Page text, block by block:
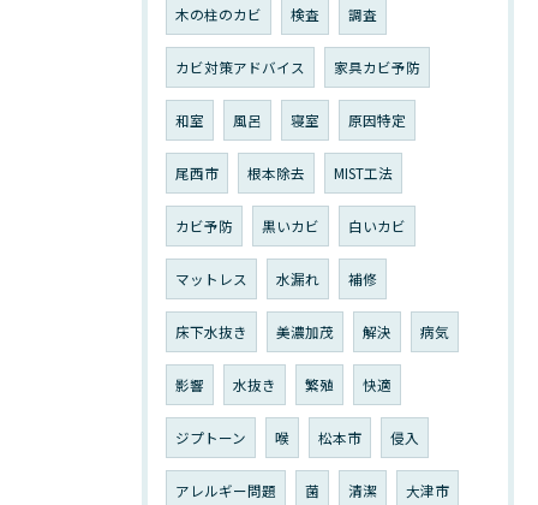
木の柱のカビ 検査 調査
カビ対策アドバイス 家具カビ予防
和室 風呂 寝室 原因特定
尾西市 根本除去 MIST工法
カビ予防 黒いカビ 白いカビ
マットレス 水漏れ 補修
床下水抜き 美濃加茂 解決 病気
影響 水抜き 繁殖 快適
ジプトーン 喉 松本市 侵入
アレルギー問題 菌 清潔 大津市